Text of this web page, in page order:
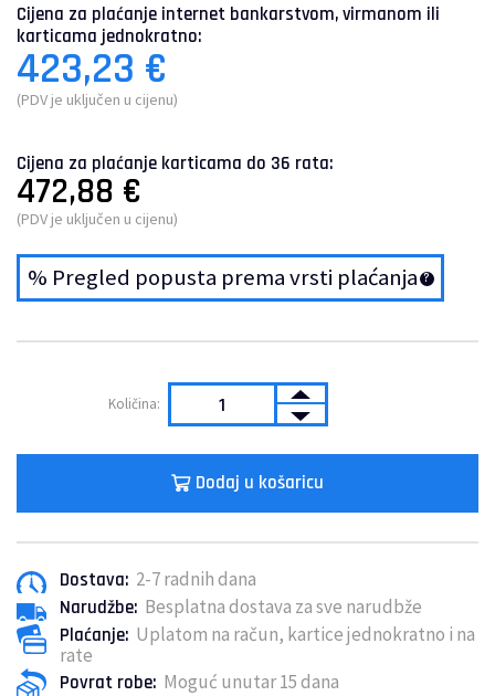
Cijena za plaćanje internet bankarstvom, virmanom ili
karticama jednokratno:
423,23 €
(PDV je uključen u cijenu)
Cijena za plaćanje karticama do 36 rata:
472,88 €
(PDV je uključen u cijenu)
% Pregled popusta prema vrsti plaćanja
Dodaj u košaricu
Dostava: 2-7 radnih dana
Narudžbe: Besplatna dostava za sve narudbže
Plaćanje: Uplatom na račun, kartice jednokratno i na
rate
Povrat robe: Moguć unutar 15 dana